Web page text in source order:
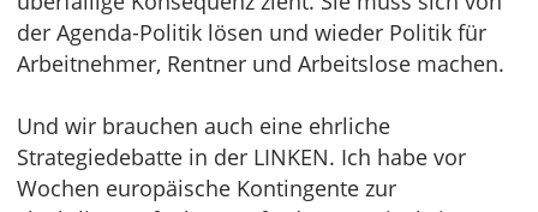
der Agenda-Politik lösen und wieder Politik für
Arbeitnehmer, Rentner und Arbeitslose machen.
Und wir brauchen auch eine ehrliche
Strategiedebatte in der LINKEN. Ich habe vor
Wochen europäische Kontingente zur